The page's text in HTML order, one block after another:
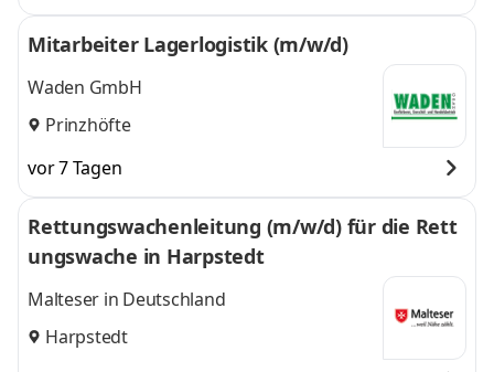
Mitarbeiter Lagerlogistik (m/w/d)
Waden GmbH
Prinzhöfte
vor 7 Tagen
Rettungswachenleitung (m/w/d) für die Rett
ungswache in Harpstedt
Malteser in Deutschland
Harpstedt